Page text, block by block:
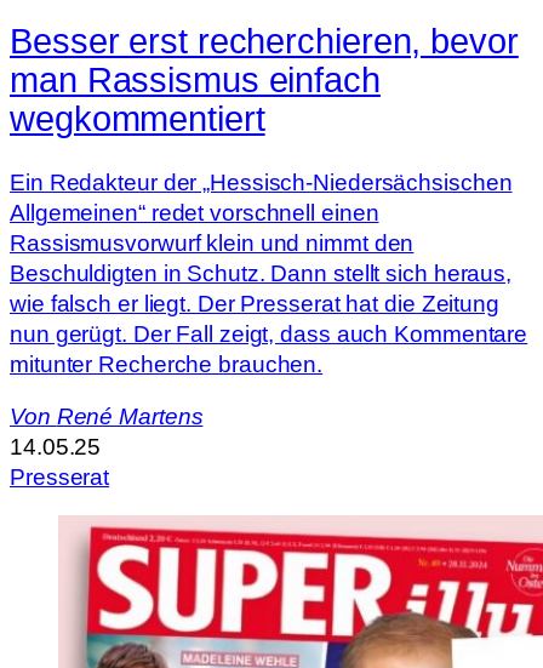
Besser erst recherchieren, bevor
man Rassismus einfach
wegkommentiert
Ein Redakteur der „Hessisch-Niedersächsischen
Allgemeinen“ redet vorschnell einen
Rassismusvorwurf klein und nimmt den
Beschuldigten in Schutz. Dann stellt sich heraus,
wie falsch er liegt. Der Presserat hat die Zeitung
nun gerügt. Der Fall zeigt, dass auch Kommentare
mitunter Recherche brauchen.
Von René Martens
14.05.25
Presserat